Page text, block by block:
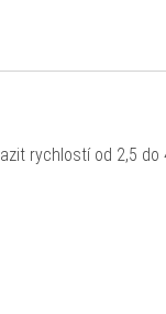
rychlostí od 2,5 do